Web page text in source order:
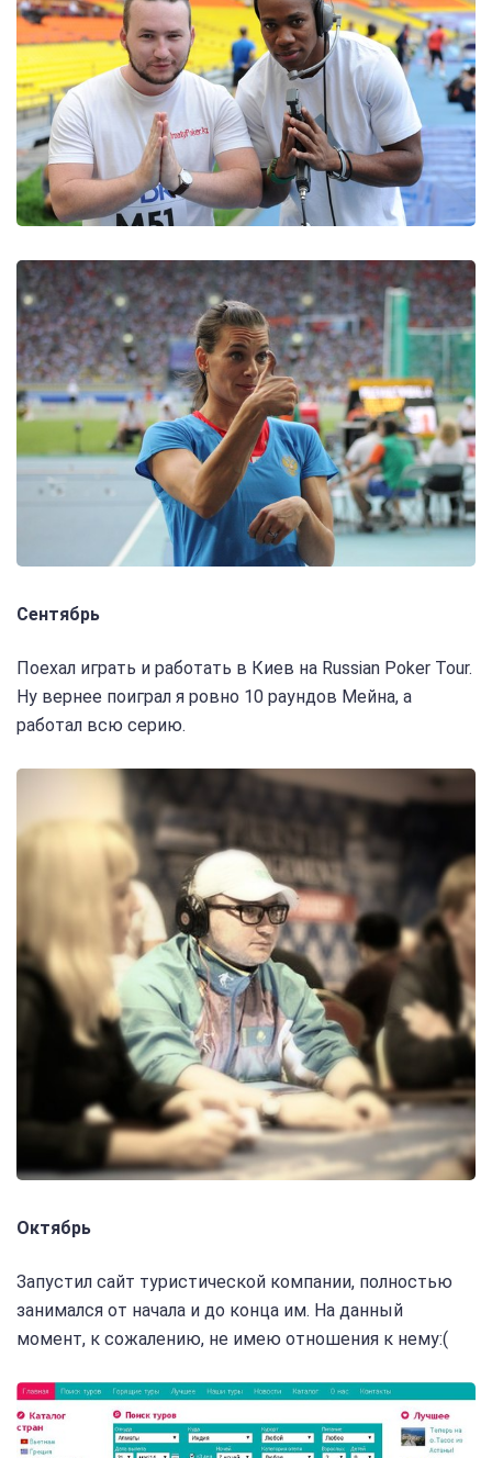
Сентябрь
Поехал играть и работать в Киев на Russian Poker Tour.
Ну вернее поиграл я ровно 10 раундов Мейна, а
работал всю серию.
Октябрь
Запустил сайт туристической компании, полностью
занимался от начала и до конца им. На данный
момент, к сожалению, не имею отношения к нему:(